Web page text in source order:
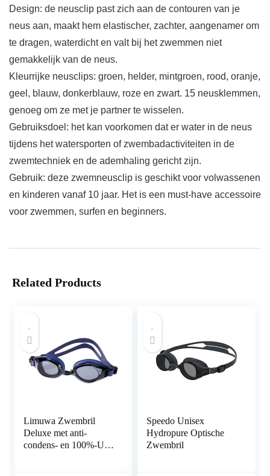
Design: de neusclip past zich aan de contouren van je
neus aan, maakt hem elastischer, zachter, aangenamer om
te dragen, waterdicht en valt bij het zwemmen niet
gemakkelijk van de neus.
Kleurrijke neusclips: groen, helder, mintgroen, rood, oranje,
geel, blauw, donkerblauw, roze en zwart. 15 neusklemmen,
genoeg om ze met je partner te wisselen.
Gebruiksdoel: het kan voorkomen dat er water in de neus
tijdens het watersporten of zwembadactiviteiten in de
zwemtechniek en de ademhaling gericht zijn.
Gebruik: deze zwemneusclip is geschikt voor volwassenen
en kinderen vanaf 10 jaar. Het is een must-have accessoire
voor zwemmen, surfen en beginners.
Related Products
Limuwa Zwembril
Deluxe met anti-
condens- en 100%-UV-
Speedo Unisex
Hydropure Optische
Zwembril